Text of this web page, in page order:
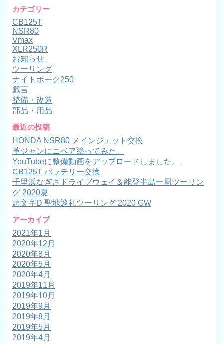
カテゴリー
CB125T
NSR80
Vmax
XLR250R
お知らせ
ツーリング
ナイトホーク250
戯言
整備・改造
部品・用品
最近の投稿
HONDA NSR80 メインジェット交換
革ジャンにニベア塗ってみた。
YouTubeに整備動画をアップロードしました。
CB125T バッテリー交換
千里浜なぎさドライブウェイ＆能登半島一周ツーリン
グ 2020夏
頭文字D 聖地巡礼ツーリング 2020 GW
アーカイブ
2021年1月
2020年12月
2020年8月
2020年5月
2020年4月
2019年11月
2019年10月
2019年9月
2019年8月
2019年5月
2019年4月